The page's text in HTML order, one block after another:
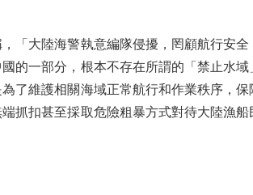
大陸海警執意編隊侵擾，罔顧航行安全
的一部分，根本不存在所謂的「禁止水
了維護相關海域正常航行和作業秩序，保
抓扣甚至採取危險粗暴方式對待大陸漁